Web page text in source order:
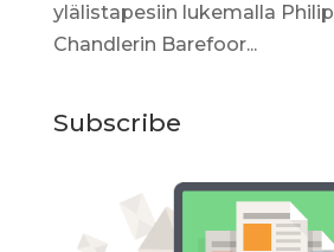
ylälistapesiin lukemalla Philip
Chandlerin Barefoor...
Subscribe